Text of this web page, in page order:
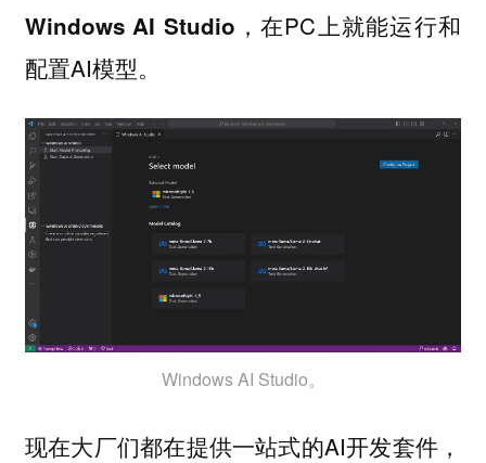
Windows AI Studio ，在PC上就能运行和
配置AI模型。
Windows AI Studio。
现在大厂们都在提供一站式的AI开发套件，